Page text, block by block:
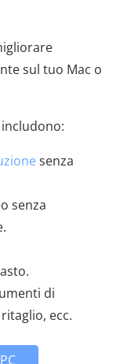
sul tuo Mac o
senza
senza
di
ecc.